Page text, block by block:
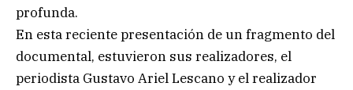
profunda.
En esta reciente presentación de un fragmento del
documental, estuvieron sus realizadores, el
periodista Gustavo Ariel Lescano y el realizador